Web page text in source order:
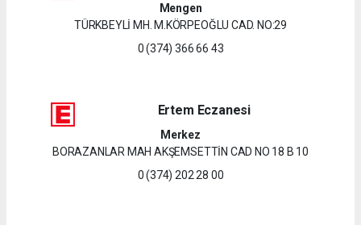
Mengen
TÜRKBEYLİ MH. M.KÖRPEOĞLU CAD. NO:29
0 (374) 366 66 43
Ertem Eczanesi
Merkez
BORAZANLAR MAH AKŞEMSETTİN CAD NO 18 B 10
0 (374) 202 28 00